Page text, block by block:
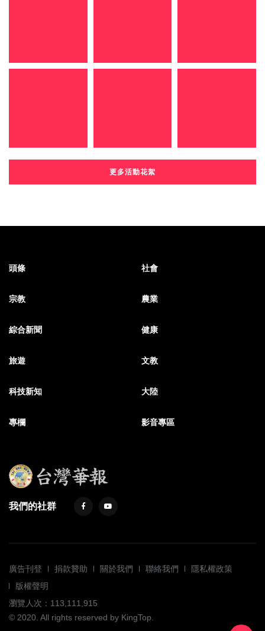
更多活動花絮
頭條 社會
宗教 農業
綜合新聞 健康
旅遊 文教
科技新知 大陸
專欄 影音專區
我們的社群
廣告刊登 捐款贊助 關於我們 聯絡我們
隱私權政策
版權聲明
瀏覽人次：113,111,915
© 2020. All rights reserved by KingTop.